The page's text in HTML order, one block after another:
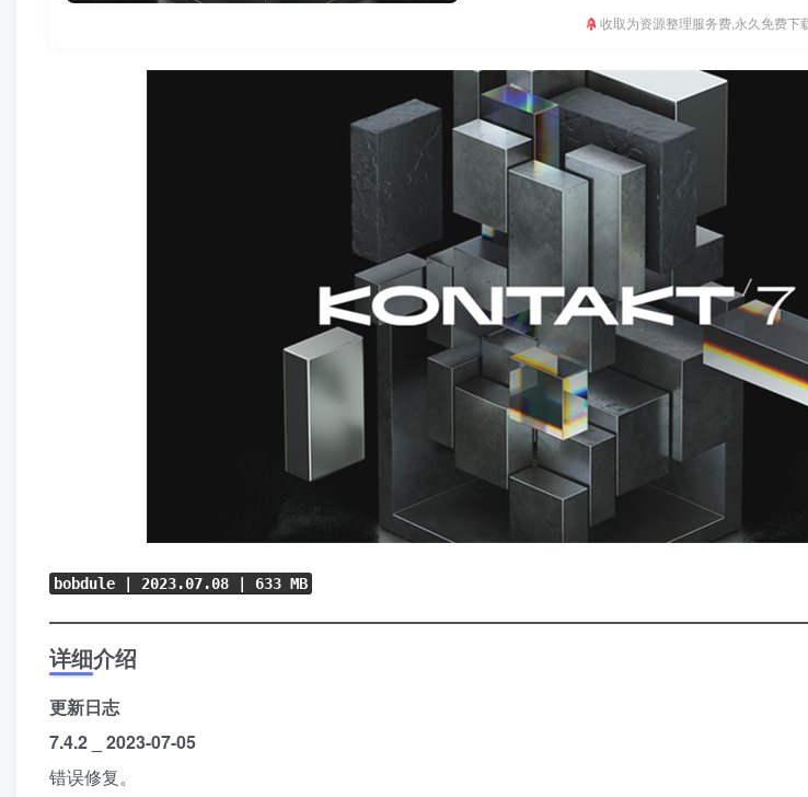
收取为资源整理服务费,永久免费下
bobdule | 2023.07.08 | 633 MB
详细介绍
更新日志
7.4.2 _ 2023-07-05
错误修复。